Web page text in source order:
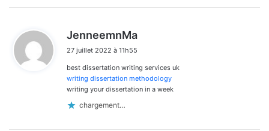
JenneemnMa
:
27 juillet 2022 à 11h55
best dissertation writing services uk
writing dissertation methodology
writing your dissertation in a week
chargement…